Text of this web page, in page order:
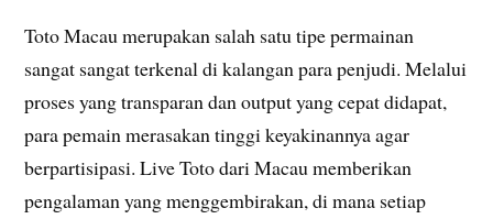
Toto Macau merupakan salah satu tipe permainan
sangat sangat terkenal di kalangan para penjudi. Melalui
proses yang transparan dan output yang cepat didapat,
para pemain merasakan tinggi keyakinannya agar
berpartisipasi. Live Toto dari Macau memberikan
pengalaman yang menggembirakan, di mana setiap